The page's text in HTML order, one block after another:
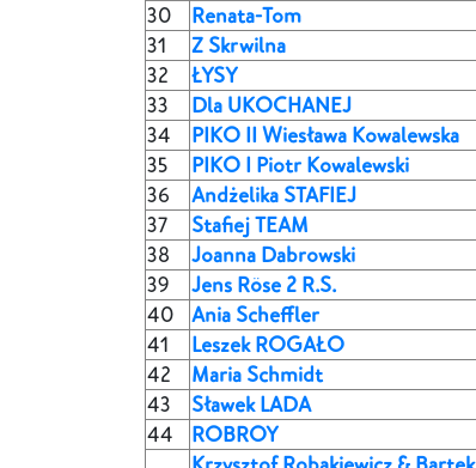
30
Renata-Tom
31
Z Skrwilna
32
ŁYSY
33
Dla UKOCHANEJ
34
PIKO II Wiesława Kowalewska
35
PIKO I Piotr Kowalewski
36
Andżelika STAFIEJ
37
Stafiej TEAM
38
Joanna Dabrowski
39
Jens Röse 2 R.S.
40
Ania Scheffler
41
Leszek ROGAŁO
42
Maria Schmidt
43
Sławek LADA
44
ROBROY